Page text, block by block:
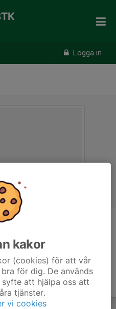
Logga in
kakor
(cookies) för att vår
för dig. De används
att hjälpa oss att
tjänster.
vi cookies